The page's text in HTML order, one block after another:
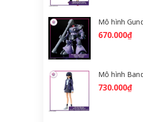
670.000₫
730.000₫